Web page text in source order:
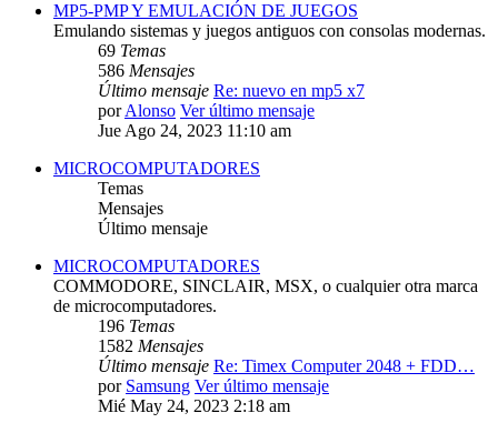
MP5-PMP Y EMULACIÓN DE JUEGOS
Emulando sistemas y juegos antiguos con consolas modernas.
69 Temas
586 Mensajes
Último mensaje Re: nuevo en mp5 x7
porAlonso Ver último mensaje
Jue Ago 24, 2023 11:10 am
MICROCOMPUTADORES
Temas
Mensajes
Último mensaje
MICROCOMPUTADORES
COMMODORE, SINCLAIR, MSX, o cualquier otra marca
de microcomputadores.
196 Temas
1582 Mensajes
Último mensaje Re: Timex Computer 2048 + FDD…
por Samsung Ver último mensaje
Mié May 24, 2023 2:18 am